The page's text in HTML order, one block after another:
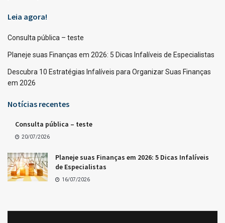
Leia agora!
Consulta pública – teste
Planeje suas Finanças em 2026: 5 Dicas Infalíveis de Especialistas
Descubra 10 Estratégias Infalíveis para Organizar Suas Finanças
em 2026
Notícias recentes
Consulta pública – teste
20/07/2026
Planeje suas Finanças em 2026: 5 Dicas Infalíveis
de Especialistas
16/07/2026